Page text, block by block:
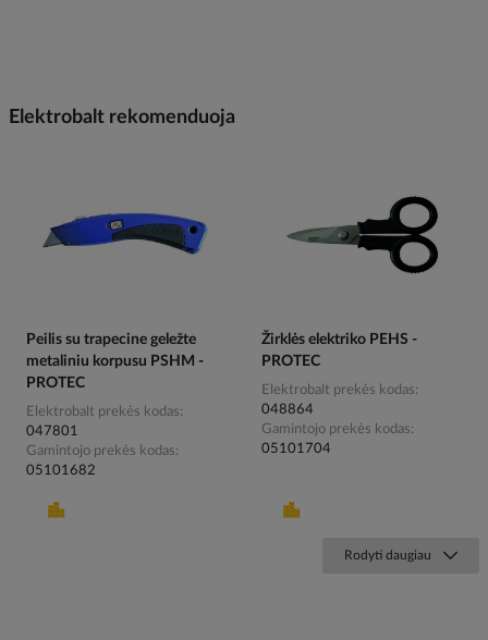
Elektrobalt rekomenduoja
Peilis su trapecine geležte
metaliniu korpusu PSHM -
PROTEC
Elektrobalt prekės kodas
047801
Gamintojo prekės kodas
05101682
Žirklės elektriko PEHS -
PROTEC
Elektrobalt prekės kodas
048864
Gamintojo prekės kodas
05101704
Rodyti daugiau